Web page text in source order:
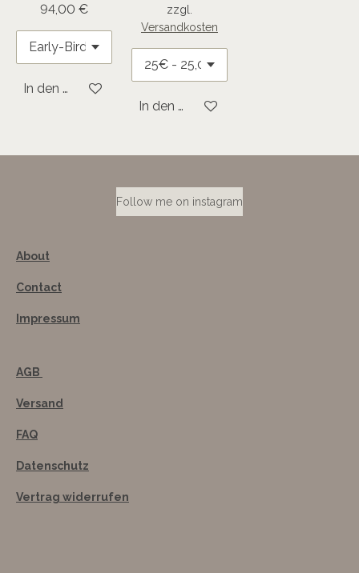
94,00 €
In den Warenkorb
zzgl.
Versandkosten
In den Warenkorb
Follow me on instagram
About
Contact
Impressum
AGB
Versand
FAQ
Datenschutz
Vertrag widerrufen